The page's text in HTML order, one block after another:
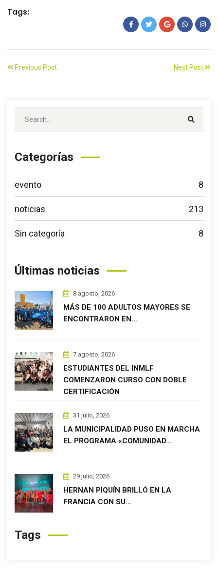
Tags:
Previous Post Next Post
Categorías
evento 8
noticias 213
Sin categoría 8
Últimas noticias
8 agosto, 2026
MÁS DE 100 ADULTOS MAYORES SE
ENCONTRARON EN…
7 agosto, 2026
ESTUDIANTES DEL INMLF
COMENZARON CURSO CON DOBLE
CERTIFICACIÓN
31 julio, 2026
LA MUNICIPALIDAD PUSO EN MARCHA
EL PROGRAMA «COMUNIDAD…
29 julio, 2026
HERNAN PIQUÍN BRILLÓ EN LA
FRANCIA CON SU…
Tags